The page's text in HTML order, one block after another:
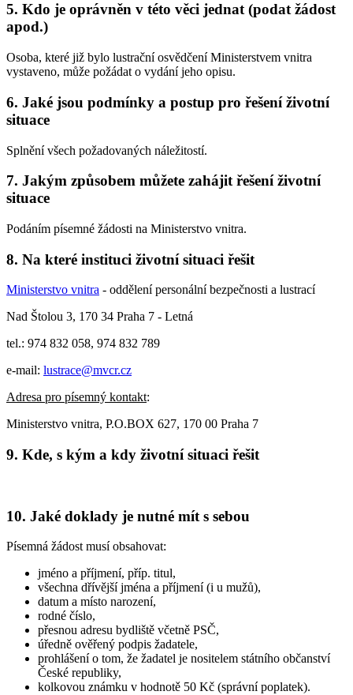
5. Kdo je oprávněn v této věci jednat (podat žádost
apod.)
Osoba, které již bylo lustrační osvědčení Ministerstvem vnitra
vystaveno, může požádat o vydání jeho opisu.
6. Jaké jsou podmínky a postup pro řešení životní
situace
Splnění všech požadovaných náležitostí.
7. Jakým způsobem můžete zahájit řešení životní
situace
Podáním písemné žádosti na Ministerstvo vnitra.
8. Na které instituci životní situaci řešit
Ministerstvo vnitra - oddělení personální bezpečnosti a lustrací
Nad Štolou 3, 170 34 Praha 7 - Letná
tel.: 974 832 058, 974 832 789
e-mail: lustrace@mvcr.cz
Adresa pro písemný kontakt:
Ministerstvo vnitra, P.O.BOX 627, 170 00 Praha 7
9. Kde, s kým a kdy životní situaci řešit
10. Jaké doklady je nutné mít s sebou
Písemná žádost musí obsahovat:
jméno a příjmení, příp. titul,
všechna dřívější jména a příjmení (i u mužů),
datum a místo narození,
rodné číslo,
přesnou adresu bydliště včetně PSČ,
úředně ověřený podpis žadatele,
prohlášení o tom, že žadatel je nositelem státního občanství
České republiky,
kolkovou známku v hodnotě 50 Kč (správní poplatek).